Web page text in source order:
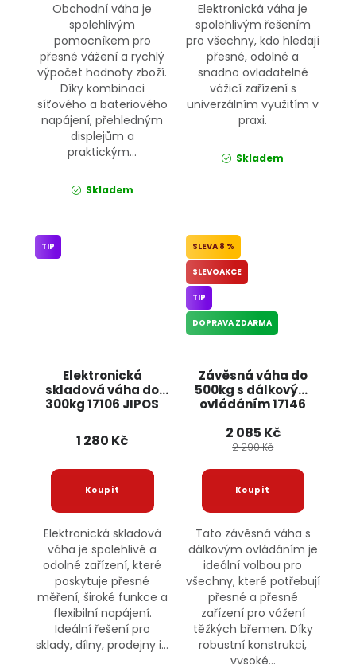
Obchodní váha je
spolehlivým
pomocníkem pro
přesné vážení a rychlý
výpočet hodnoty zboží.
Díky kombinaci
síťového a bateriového
napájení, přehledným
displejům a
praktickým...
Skladem
Elektronická váha je
spolehlivým řešením
pro všechny, kdo hledají
přesné, odolné a
snadno ovladatelné
vážicí zařízení s
univerzálním využitím v
praxi.
Skladem
Elektronická
skladová váha do
300kg 17106 JIPOS
TIP
1 280 Kč
Elektronická skladová
váha je spolehlivé a
odolné zařízení, které
poskytuje přesné
měření, široké funkce a
flexibilní napájení.
Ideální řešení pro
sklady, dílny, prodejny i...
Závěsná váha do
500kg s dálkovým
ovládáním 17146
8 %
SLEVOAKCE
TIP
DOPRAVA ZDARMA
2 085 Kč
2 290 Kč
Tato závěsná váha s
dálkovým ovládáním je
ideální volbou pro
všechny, které potřebují
přesné a přesné
zařízení pro vážení
těžkých břemen. Díky
robustní konstrukci,
vysoké...